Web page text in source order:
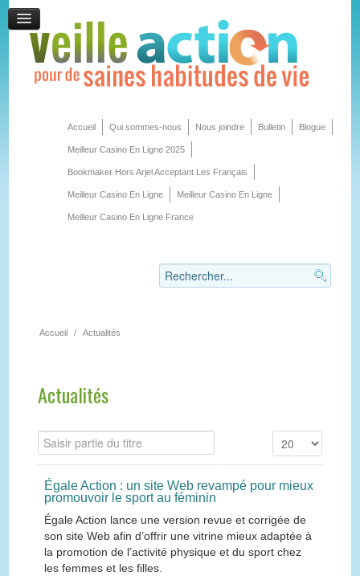
Accueil Qui sommes-nous Nous joindre Bulletin Blogue
Meilleur Casino En Ligne 2025
Bookmaker Hors Arjel Acceptant Les Français
Meilleur Casino En Ligne Meilleur Casino En Ligne
Meilleur Casino En Ligne France
Accueil / Actualités
Actualités
Égale Action : un site Web revampé pour mieux
promouvoir le sport au féminin
Égale Action lance une version revue et corrigée de
son site Web afin d’offrir une vitrine mieux adaptée à
la promotion de l’activité physique et du sport chez
les femmes et les filles.